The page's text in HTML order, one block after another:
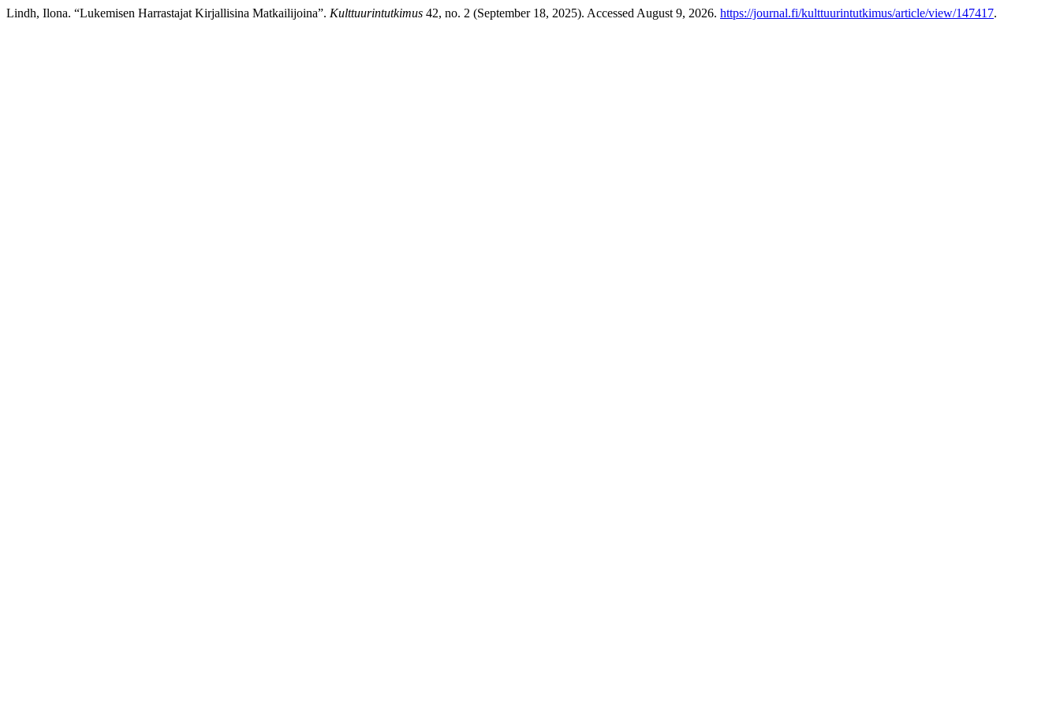
Lindh, Ilona. “Lukemisen Harrastajat Kirjallisina Matkailijoina”. Kulttuurintutkimus 42, no. 2 (September 18, 2025). Accessed August 9, 2026. https://journal.fi/kulttuurintutkimus/article/view/147417.